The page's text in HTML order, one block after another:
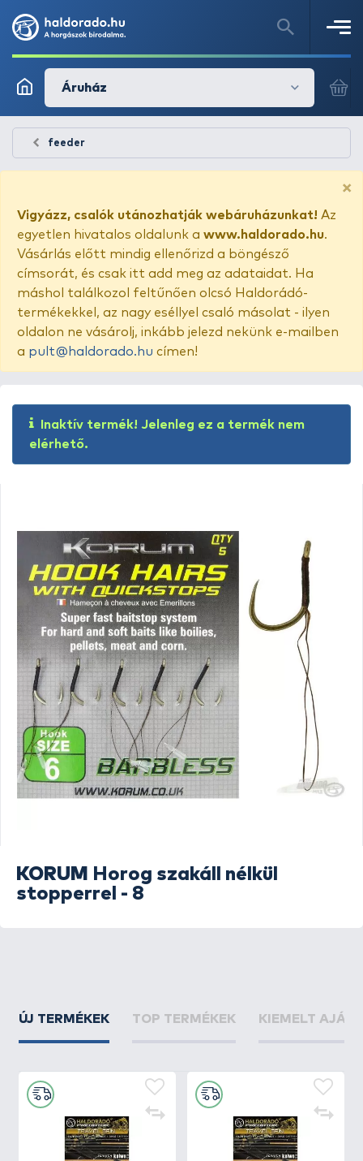
Áruház
feeder
×
Vigyázz, csalók utánozhatják webáruházunkat! Az
egyetlen hivatalos oldalunk a www.haldorado.hu.
Vásárlás előtt mindig ellenőrizd a böngésző
címsorát, és csak itt add meg az adataidat. Ha
máshol találkozol feltűnően olcsó Haldorádó-
termékekkel, az nagy eséllyel csaló másolat - ilyen
oldalon ne vásárolj, inkább jelezd nekünk e-mailben
a pult@haldorado.hu címen!
Inaktív termék! Jelenleg ez a termék nem
elérhető.
KORUM
Horog szakáll nélkül
stopperrel - 8
ÚJ TERMÉKEK TOP TERMÉKEK KIEMELT